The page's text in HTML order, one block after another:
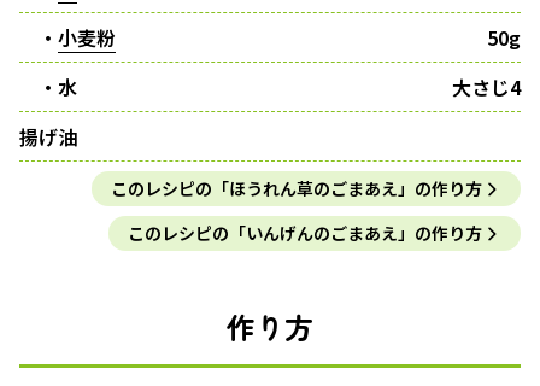
・ 小麦粉
50g
・水
大さじ4
揚げ油
このレシピの「ほうれん草のごまあえ」の作り方
このレシピの「いんげんのごまあえ」の作り方
作り方